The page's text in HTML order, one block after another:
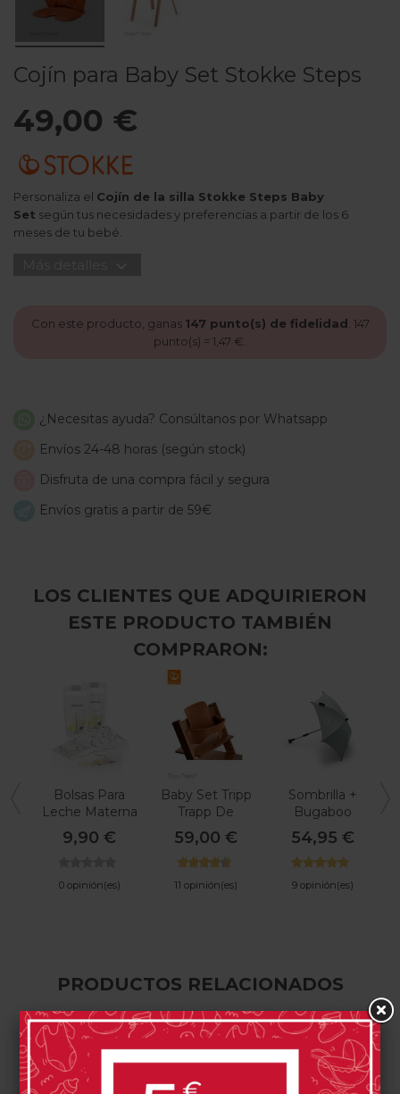
Cojín para Baby Set Stokke Steps
49,00 €
Personaliza el Cojín de la silla Stokke Steps Baby
Set según tus necesidades y preferencias a partir de los 6
meses de tu bebé.
Con este producto, ganas 147 punto(s) de fidelidad 147
punto(s) = 1,47 €
¿Necesitas ayuda? Consúltanos por Whatsapp
Envíos 24-48 horas (según stock)
Disfruta de una compra fácil y segura
Envíos gratis a partir de 59€
LOS CLIENTES QUE ADQUIRIERON
ESTE PRODUCTO TAMBIÉN
COMPRARON:
Bolsas Para
Leche Materna
Medela
9,90 €
0 opinión(es)
Baby Set Tripp
Trapp De
Stokke
59,00 €
11 opinión(es)
Sombrilla +
Bugaboo
54,95 €
9 opinión(es)
PRODUCTOS RELACIONADOS